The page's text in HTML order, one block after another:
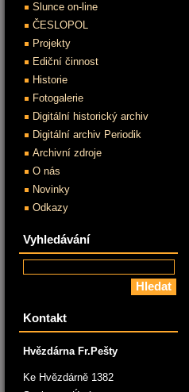
Slunce on-line
ČESLOPOL
Projekty
Ediční činnost
Historie
Fotogalerie
Digitální historický archiv
Digitální archiv Periodik
Archivní zdroje
O nás
Novinky
Odkazy
Vyhledávání
Kontakt
Hvězdárna Fr.Pešty
Ke Hvězdárně 1382